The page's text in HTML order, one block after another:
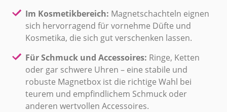
Im Kosmetikbereich: Magnetschachteln eignen
sich hervorragend für vornehme Düfte und
Kosmetika, die sich gut verschenken lassen.
Für Schmuck und Accessoires: Ringe, Ketten
oder gar schwere Uhren – eine stabile und
robuste Magnetbox ist die richtige Wahl bei
teurem und empfindlichem Schmuck oder
anderen wertvollen Accessoires.